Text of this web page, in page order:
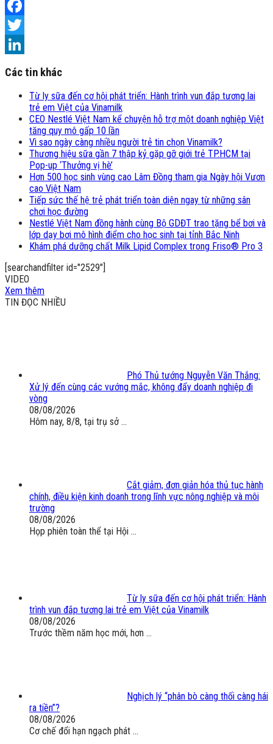
Facebook
Twitter
Các tin khác
Từ ly sữa đến cơ hội phát triển: Hành trình vun đắp tương lai
trẻ em Việt của Vinamilk
CEO Nestlé Việt Nam kể chuyện hỗ trợ một doanh nghiệp Việt
tăng quy mô gấp 10 lần
Vì sao ngày càng nhiều người trẻ tin chọn Vinamilk?
Thương hiệu sữa gần 7 thập kỷ gặp gỡ giới trẻ TP.HCM tại
Pop-up ‘Thưởng vị hè’
Hơn 500 học sinh vùng cao Lâm Đồng tham gia Ngày hội Vươn
cao Việt Nam
Tiếp sức thế hệ trẻ phát triển toàn diện ngay từ những sân
chơi học đường
Nestlé Việt Nam đồng hành cùng Bộ GDĐT trao tặng bể bơi và
lớp dạy bơi mô hình điểm cho học sinh tại tỉnh Bắc Ninh
Khám phá dưỡng chất Milk Lipid Complex trong Friso® Pro 3
[searchandfilter id="2529"]
VIDEO
Xem thêm
TIN ĐỌC NHIỀU
Phó Thủ tướng Nguyễn Văn Thắng:
Xử lý đến cùng các vướng mắc, không đẩy doanh nghiệp đi
vòng
08/08/2026
Hôm nay, 8/8, tại trụ sở ...
Cắt giảm, đơn giản hóa thủ tục hành
chính, điều kiện kinh doanh trong lĩnh vực nông nghiệp và môi
trường
08/08/2026
Họp phiên toàn thể tại Hội ...
Từ ly sữa đến cơ hội phát triển: Hành
trình vun đắp tương lai trẻ em Việt của Vinamilk
08/08/2026
Trước thềm năm học mới, hơn ...
Nghịch lý “phân bò càng thối càng hái
ra tiền”?
08/08/2026
Cơ chế đổi hạn ngạch phát ...